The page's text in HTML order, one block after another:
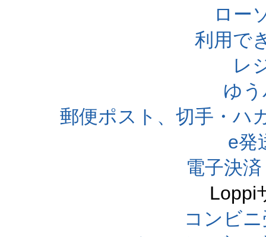
ロー
利用で
レ
ゆ
郵便ポスト、切手・ハ
e発
電子決
Loppi
コンビ